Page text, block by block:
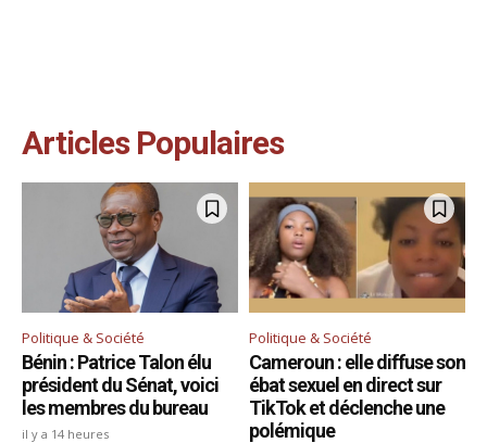
Articles Populaires
Politique & Société
Bénin : Patrice Talon élu
président du Sénat, voici
les membres du bureau
il y a 14 heures
Politique & Société
Cameroun : elle diffuse son
ébat sexuel en direct sur
TikTok et déclenche une
polémique